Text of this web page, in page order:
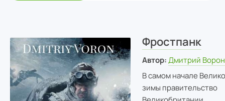
Фростпанк
Автор: Дмитрий Ворон
В самом начале
зимы правительство